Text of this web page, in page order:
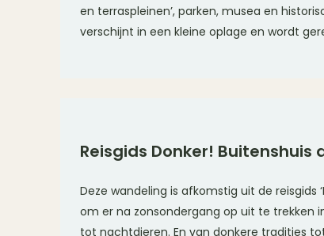
en terraspleinen’, parken, musea en
verschijnt in een kleine oplage en wordt
Reisgids Donker!
Deze wandeling is afkomstig uit de reisgids
om er na zonsondergang op uit te trekken
tot nachtdieren. En van donkere tradities